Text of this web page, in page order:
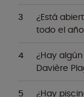
¿Está
todo el
¿Hay
Davière
¿Hay